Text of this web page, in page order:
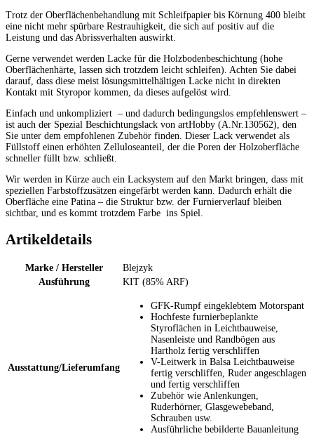
Trotz der Oberflächenbehandlung mit Schleifpapier bis Körnung 400 bleibt
eine nicht mehr spürbare Restrauhigkeit, die sich auf positiv auf die
Leistung und das Abrissverhalten auswirkt.
Gerne verwendet werden Lacke für die Holzbodenbeschichtung (hohe
Oberflächenhärte, lassen sich trotzdem leicht schleifen). Achten Sie dabei
darauf, dass diese meist lösungsmittelhältigen Lacke nicht in direkten
Kontakt mit Styropor kommen, da dieses aufgelöst wird.
Einfach und unkompliziert – und dadurch bedingungslos empfehlenswert –
ist auch der Spezial Beschichtungslack von artHobby (A.Nr.130562), den
Sie unter dem empfohlenen Zubehör finden. Dieser Lack verwendet als
Füllstoff einen erhöhten Zelluloseanteil, der die Poren der Holzoberfläche
schneller füllt bzw. schließt.
Wir werden in Kürze auch ein Lacksystem auf den Markt bringen, dass mit
speziellen Farbstoffzusätzen eingefärbt werden kann. Dadurch erhält die
Oberfläche eine Patina – die Struktur bzw. der Furnierverlauf bleiben
sichtbar, und es kommt trotzdem Farbe ins Spiel.
Artikeldetails
Marke / Hersteller
Blejzyk
Ausführung
KIT (85% ARF)
Ausstattung/Lieferumfang
GFK-Rumpf eingeklebtem Motorspant
Hochfeste furnierbeplankte
Styroflächen in Leichtbauweise,
Nasenleiste und Randbögen aus
Hartholz fertig verschliffen
V-Leitwerk in Balsa Leichtbauweise
fertig verschliffen, Ruder angeschlagen
und fertig verschliffen
Zubehör wie Anlenkungen,
Ruderhörner, Glasgewebeband,
Schrauben usw.
Ausführliche bebilderte Bauanleitung